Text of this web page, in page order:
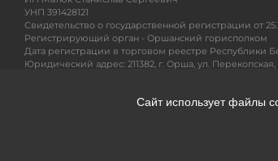
УНП 391428121
Свидетельство о государственной регистрации от
Регистрирующий орган - Оршанский горисполком
Дата регистрации в торговом реестре Республики
Юридический адрес: 211382, г. Орша, ул. Перекопская,
Гарантийное и сервисное обслуживание,
Сайт использует файлы